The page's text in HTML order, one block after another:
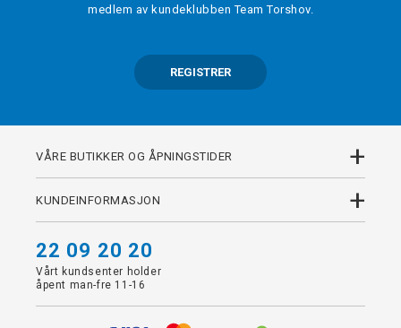
medlem av kundeklubben Team Torshov.
REGISTRER
VÅRE BUTIKKER OG ÅPNINGSTIDER +
KUNDEINFORMASJON +
22 09 20 20
Vårt kundsenter holder
åpent man-fre 11-16